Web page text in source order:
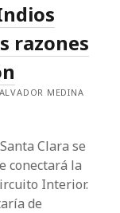
razones
MEDINA
Clara se
conectará la
Interior.
de